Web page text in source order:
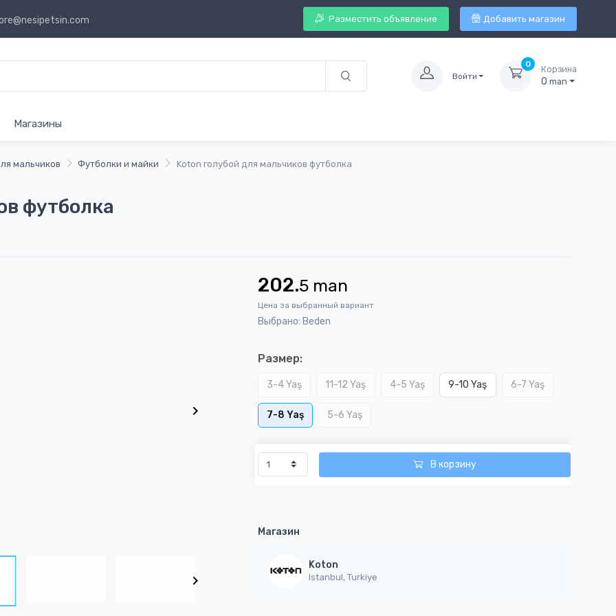
Разместить объявление Добавить магазин
Войти
0
Корзина
0 man
Магазины
мальчиков Футболки и майки Koton голубой для мальчиков футболка
футболка
202.5 man
Цена за выбранный вариант
Выбрано: Beden
Размер:
3-4 Yaş 11-12 Yaş 4-5 Yaş 9-10 Yaş 6-7 Yaş
7-8 Yaş 5-6 Yaş
В корзину
Магазин
Koton
Istanbul, Turkiye